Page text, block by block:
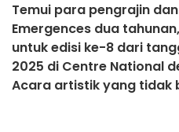
Temui para pengrajin
Emergences dua
untuk edisi ke-8 dari
2025 di Centre National
Acara artistik yang tidak